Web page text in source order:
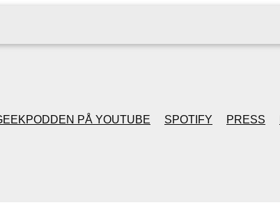
PÅ YOUTUBE SPOTIFY PRESS